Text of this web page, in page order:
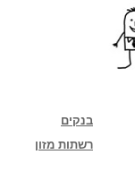
בנקים
רשתות מזון